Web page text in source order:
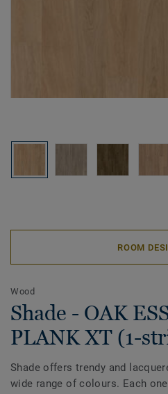
ROOM
Wood
Shade - OAK
PLANK XT (1-
Shade offers trendy and
wide range of colours. Each